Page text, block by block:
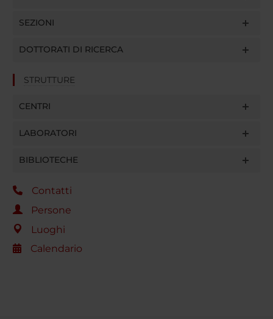
SEZIONI
DOTTORATI DI RICERCA
STRUTTURE
CENTRI
LABORATORI
BIBLIOTECHE
Contatti
Persone
Luoghi
Calendario